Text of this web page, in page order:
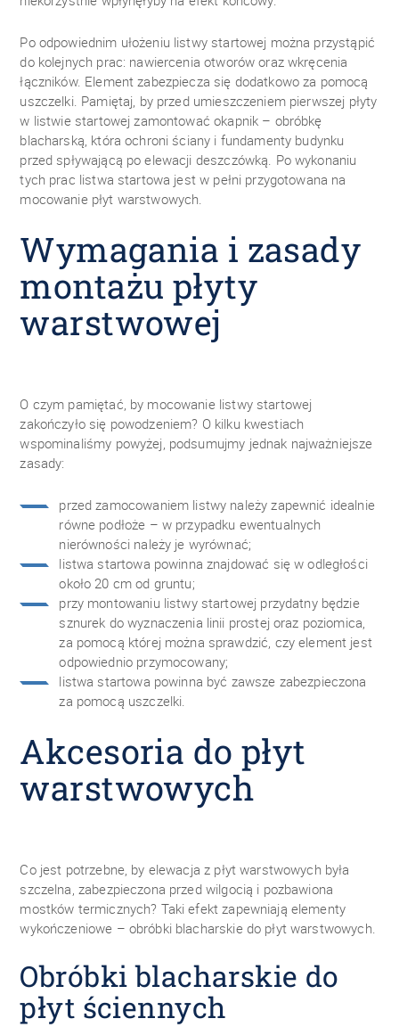
Po odpowiednim ułożeniu listwy startowej można przystąpić
do kolejnych prac: nawiercenia otworów oraz wkręcenia
łączników. Element zabezpiecza się dodatkowo za pomocą
uszczelki. Pamiętaj, by przed umieszczeniem pierwszej płyty
w listwie startowej zamontować okapnik – obróbkę
blacharską, która ochroni ściany i fundamenty budynku
przed spływającą po elewacji deszczówką. Po wykonaniu
tych prac listwa startowa jest w pełni przygotowana na
mocowanie płyt warstwowych.
Wymagania i zasady
montażu płyty
warstwowej
O czym pamiętać, by mocowanie listwy startowej
zakończyło się powodzeniem? O kilku kwestiach
wspominaliśmy powyżej, podsumujmy jednak najważniejsze
zasady:
przed zamocowaniem listwy należy zapewnić idealnie
równe podłoże – w przypadku ewentualnych
nierówności należy je wyrównać;
listwa startowa powinna znajdować się w odległości
około 20 cm od gruntu;
przy montowaniu listwy startowej przydatny będzie
sznurek do wyznaczenia linii prostej oraz poziomica,
za pomocą której można sprawdzić, czy element jest
odpowiednio przymocowany;
listwa startowa powinna być zawsze zabezpieczona
za pomocą uszczelki.
Akcesoria do płyt
warstwowych
Co jest potrzebne, by elewacja z płyt warstwowych była
szczelna, zabezpieczona przed wilgocią i pozbawiona
mostków termicznych? Taki efekt zapewniają elementy
wykończeniowe – obróbki blacharskie do płyt warstwowych.
Obróbki blacharskie do
płyt ściennych